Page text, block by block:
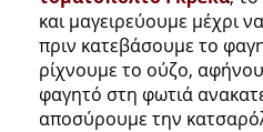
και μαγειρεύουμε μέχρι
πριν κατεβάσουμε το
ρίχνουμε το ούζο,
φαγητό στη φωτιά
αποσύρουμε την